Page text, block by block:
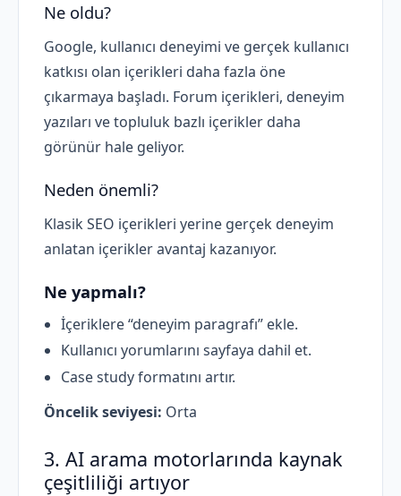
Ne oldu?
Google, kullanıcı deneyimi ve gerçek kullanıcı
katkısı olan içerikleri daha fazla öne
çıkarmaya başladı. Forum içerikleri, deneyim
yazıları ve topluluk bazlı içerikler daha
görünür hale geliyor.
Neden önemli?
Klasik SEO içerikleri yerine gerçek deneyim
anlatan içerikler avantaj kazanıyor.
Ne yapmalı?
İçeriklere “deneyim paragrafı” ekle.
Kullanıcı yorumlarını sayfaya dahil et.
Case study formatını artır.
Öncelik seviyesi: Orta
3. AI arama motorlarında kaynak
çeşitliliği artıyor